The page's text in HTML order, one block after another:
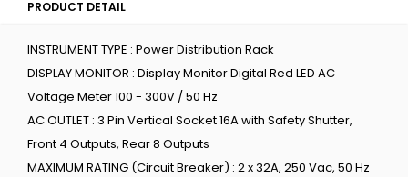
PRODUCT DETAIL
INSTRUMENT TYPE : Power Distribution Rack
DISPLAY MONITOR : Display Monitor Digital Red LED AC
Voltage Meter 100 - 300V / 50 Hz
AC OUTLET : 3 Pin Vertical Socket 16A with Safety Shutter,
Front 4 Outputs, Rear 8 Outputs
MAXIMUM RATING (Circuit Breaker) : 2 x 32A, 250 Vac, 50 Hz